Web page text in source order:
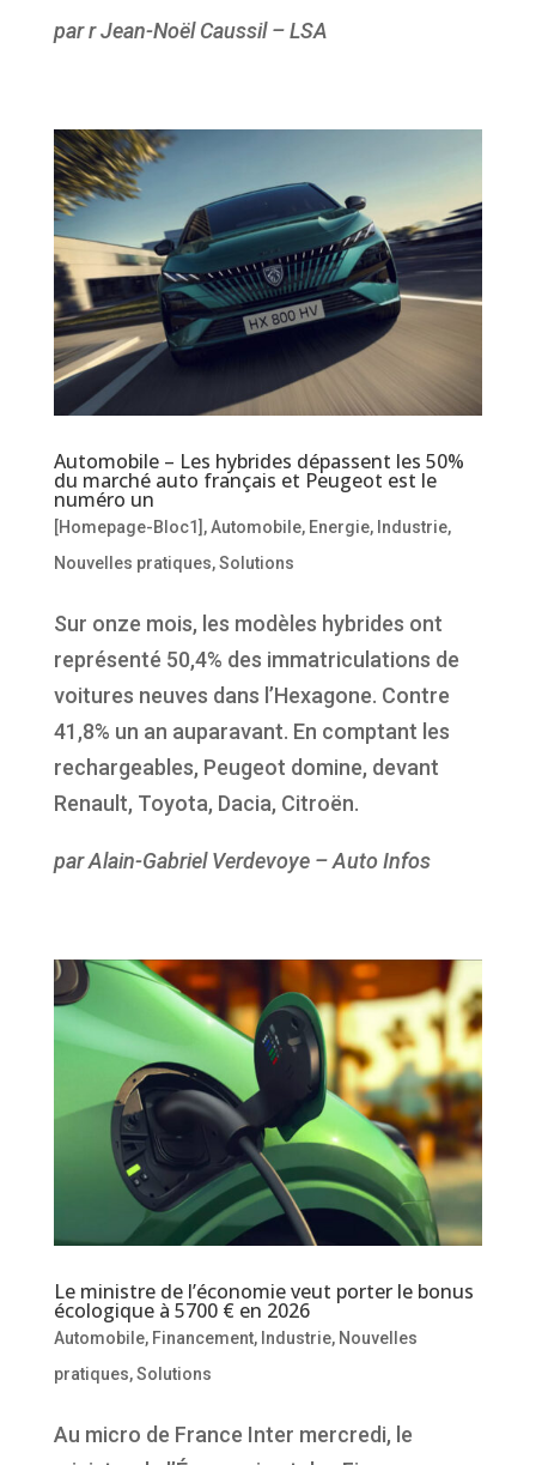
par r Jean-Noël Caussil – LSA
Automobile – Les hybrides dépassent les 50%
du marché auto français et Peugeot est le
numéro un
[Homepage-Bloc1] ,Automobile, Energie, Industrie,
Nouvelles pratiques,Solutions
Sur onze mois, les modèles hybrides ont
représenté 50,4% des immatriculations de
voitures neuves dans l’Hexagone. Contre
41,8% un an auparavant. En comptant les
rechargeables, Peugeot domine, devant
Renault, Toyota, Dacia, Citroën.
par Alain-Gabriel Verdevoye – Auto Infos
Le ministre de l’économie veut porter le bonus
écologique à 5700 € en 2026
Automobile, Financement, Industrie, Nouvelles
pratiques,Solutions
Au micro de France Inter mercredi, le